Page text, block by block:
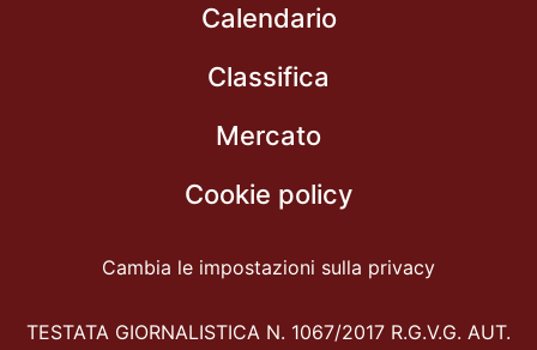
Calendario
Classifica
Mercato
Cookie policy
Cambia le impostazioni sulla privacy
TESTATA GIORNALISTICA N. 1067/2017 R.G.V.G. AUT.